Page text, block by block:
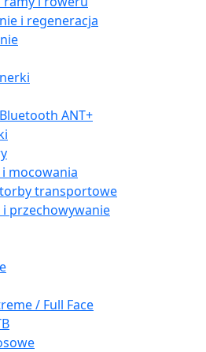
i regeneracja
ANT+
mocowania
transportowe
i przechowywanie
/ Full Face